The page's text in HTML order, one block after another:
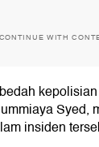
WITH
Syed,
insiden